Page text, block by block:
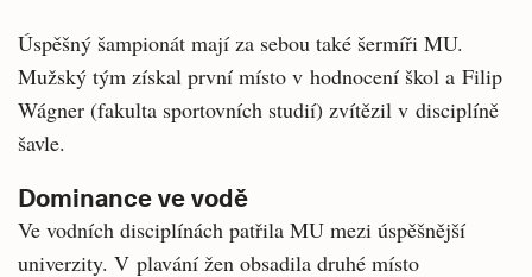
Úspěšný šampionát mají za sebou také šermíři MU.
Mužský tým získal první místo v hodnocení škol a Filip
Wágner (fakulta sportovních studií) zvítězil v disciplíně
šavle.
Dominance ve vodě
Ve vodních disciplínách patřila MU mezi úspěšnější
univerzity. V plavání žen obsadila druhé místo